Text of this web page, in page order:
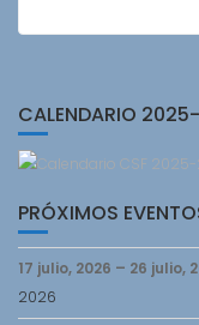
CALENDARIO
PRÓXIMOS
17 julio, 2026 – 26 julio,
2026